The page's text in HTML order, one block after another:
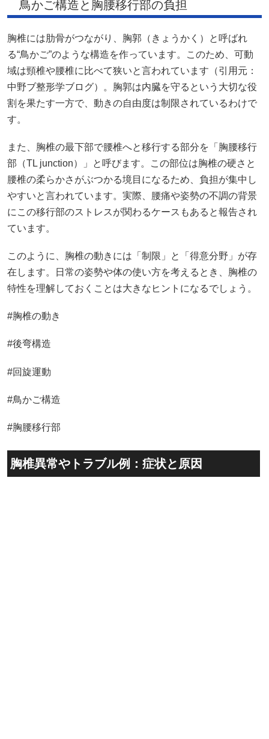
鳥かご構造と胸腰移行部の負担
胸椎には肋骨がつながり、胸郭（きょうかく）と呼ばれ
る“鳥かご”のような構造を作っています。このため、可動
域は頸椎や腰椎に比べて狭いと言われています（引用元：
中野ブ整形学ブログ）。胸郭は内臓を守るという大切な役
割を果たす一方で、動きの自由度は制限されているわけで
す。
また、胸椎の最下部で腰椎へと移行する部分を「胸腰移行
部（TL junction）」と呼びます。この部位は胸椎の硬さと
腰椎の柔らかさがぶつかる境目になるため、負担が集中し
やすいと言われています。実際、腰痛や姿勢の不調の背景
にこの移行部のストレスが関わるケースもあると報告され
ています。
このように、胸椎の動きには「制限」と「得意分野」が存
在します。日常の姿勢や体の使い方を考えるとき、胸椎の
特性を理解しておくことは大きなヒントになるでしょう。
#胸椎の動き
#後弯構造
#回旋運動
#鳥かご構造
#胸腰移行部
胸椎異常やトラブル例：症状と原因